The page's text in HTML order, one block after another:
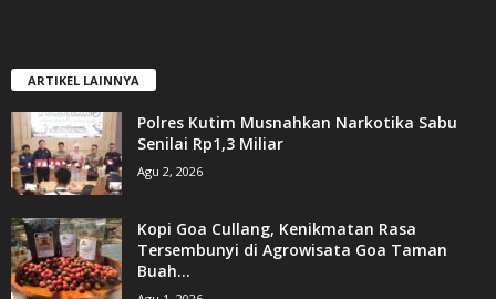
ARTIKEL LAINNYA
Polres Kutim Musnahkan Narkotika Sabu
Senilai Rp1,3 Miliar
Agu 2, 2026
Kopi Goa Cullang, Kenikmatan Rasa
Tersembunyi di Agrowisata Goa Taman
Buah...